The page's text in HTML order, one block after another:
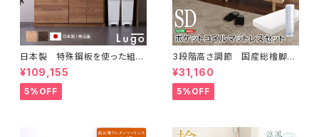
日本製 特殊鋼板を使った組み
合わせキッチンカウンター 18
0cm ゴミ箱上カウンター+引
き出し収納+扉収納 SH-22-C
KS180-BCD
¥109,155
5%OFF
3段階高さ調節 国産総檜脚付
きすのこベッド 【Pierna-ピエル
ナ-】(ポケットコイルロールマッ
トレス付き) セミダブル
¥31,160
5%OFF